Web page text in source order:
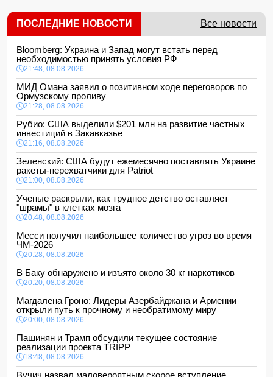
ПОСЛЕДНИЕ НОВОСТИ Все новости
Bloomberg: Украина и Запад могут встать перед
необходимостью принять условия РФ
21:48, 08.08.2026
МИД Омана заявил о позитивном ходе переговоров по
Ормузскому проливу
21:28, 08.08.2026
Рубио: США выделили $201 млн на развитие частных
инвестиций в Закавказье
21:16, 08.08.2026
Зеленский: США будут ежемесячно поставлять Украине
ракеты-перехватчики для Patriot
21:00, 08.08.2026
Ученые раскрыли, как трудное детство оставляет
"шрамы" в клетках мозга
20:48, 08.08.2026
Месси получил наибольшее количество угроз во время
ЧМ-2026
20:28, 08.08.2026
В Баку обнаружено и изъято около 30 кг наркотиков
20:20, 08.08.2026
Магдалена Гроно: Лидеры Азербайджана и Армении
открыли путь к прочному и необратимому миру
20:00, 08.08.2026
Пашинян и Трамп обсудили текущее состояние
реализации проекта TRIPP
18:48, 08.08.2026
Вучич назвал маловероятным скорое вступление